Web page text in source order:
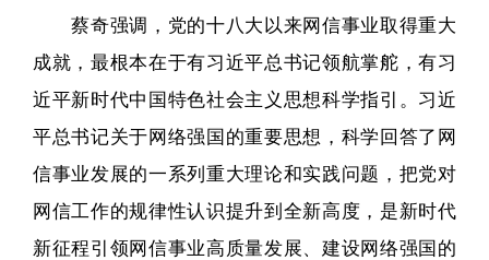
蔡奇强调，党的十八大以来网信事业取得重大
成就，最根本在于有习近平总书记领航掌舵，有习
近平新时代中国特色社会主义思想科学指引。习近
平总书记关于网络强国的重要思想，科学回答了网
信事业发展的一系列重大理论和实践问题，把党对
网信工作的规律性认识提升到全新高度，是新时代
新征程引领网信事业高质量发展、建设网络强国的